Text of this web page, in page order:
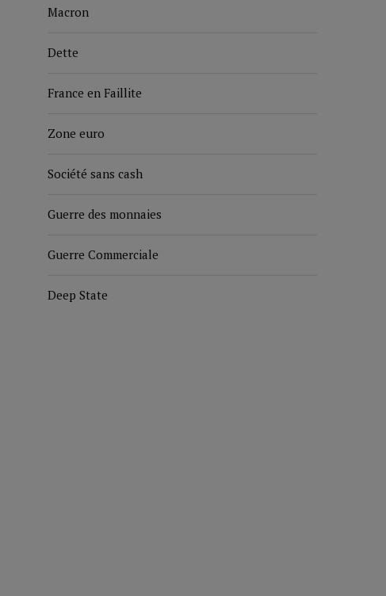
Macron
Dette
France en Faillite
Zone euro
Société sans cash
Guerre des monnaies
Guerre Commerciale
Deep State